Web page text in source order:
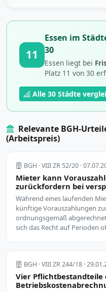
11
Essen im
30
Essen liegt bei
Platz 11 von 30
Alle 30 Städte
Relevante BGH-
(Arbeitspreis)
BGH · VIII ZR 52/20 ·
Mieter kann
zurückfordern bei
Während eines laufenden
künftige Vorauszahlungen
ordnungsgemäß
sich das Recht auf Perioden
BGH · VIII ZR 244/18 ·
Vier